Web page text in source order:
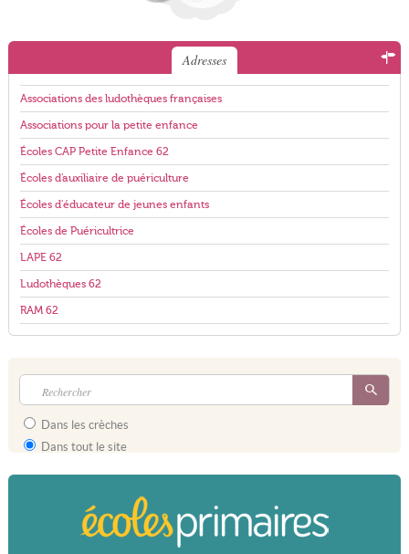
Adresses
Associations des ludothèques françaises
Associations pour la petite enfance
Écoles CAP Petite Enfance 62
Écoles d'auxiliaire de puériculture
Écoles d'éducateur de jeunes enfants
Écoles de Puéricultrice
LAPE 62
Ludothèques 62
RAM 62
Dans les crèches
Dans tout le site